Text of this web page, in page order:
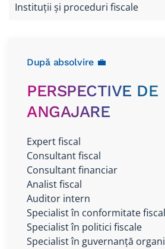
Instituții și proceduri fiscale
După absolvire 💼
PERSPECTIVE DE
ANGAJARE
Expert fiscal
Consultant fiscal
Consultant financiar
Analist fiscal
Auditor intern
Specialist în conformitate
Specialist în politici fiscale
Specialist în guvernanță